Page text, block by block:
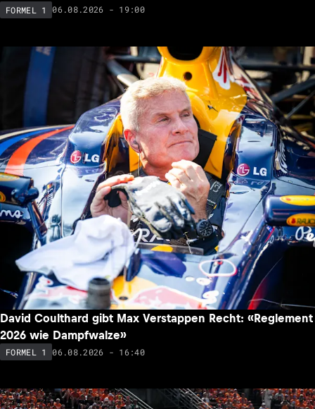
FORMEL 1 06.08.2026 - 19:00
David Coulthard gibt Max Verstappen Recht: «Reglement
2026 wie Dampfwalze»
FORMEL 1 06.08.2026 - 16:40